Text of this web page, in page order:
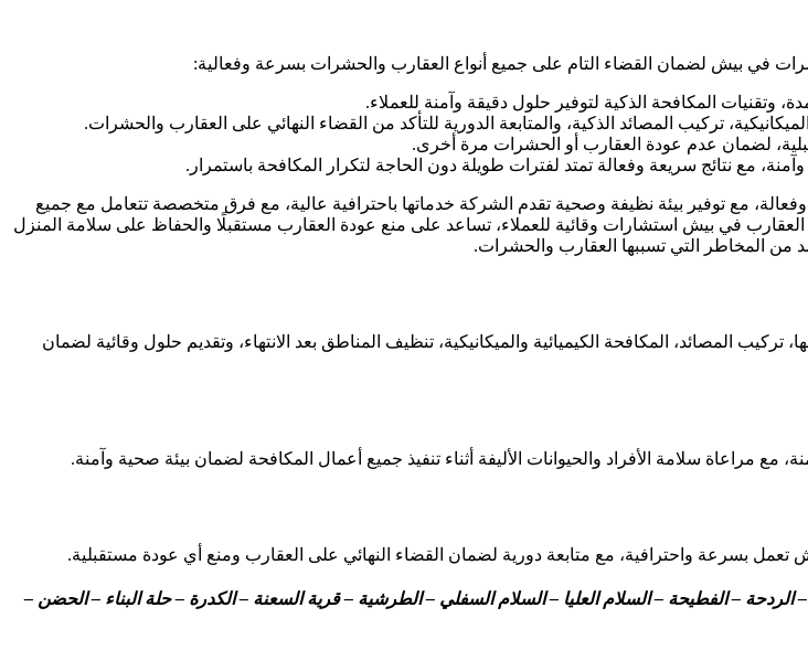
في بيش لضمان القضاء التام على جميع أنواع العقارب والحشرات بسرعة وفعالية:
المكافحة الذكية لتوفير حلول دقيقة وآمنة للعملاء.
تركيب المصائد الذكية، والمتابعة الدورية للتأكد من القضاء النهائي على العقارب والحشرات.
لضمان عدم عودة العقارب أو الحشرات مرة أخرى.
مع نتائج سريعة وفعالة تمتد لفترات طويلة دون الحاجة لتكرار المكافحة باستمرار.
مع توفير بيئة نظيفة وصحية تقدم الشركة خدماتها باحترافية عالية، مع فرق متخصصة تتعامل مع جميع
في بيش استشارات وقائية للعملاء، تساعد على منع عودة العقارب مستقبلًا والحفاظ على سلامة المنزل
من المخاطر التي تسببها العقارب والحشرات.
المصائد، المكافحة الكيميائية والميكانيكية، تنظيف المناطق بعد الانتهاء، وتقديم حلول وقائية لضمان
سلامة الأفراد والحيوانات الأليفة أثناء تنفيذ جميع أعمال المكافحة لضمان بيئة صحية وآمنة.
بسرعة واحترافية، مع متابعة دورية لضمان القضاء النهائي على العقارب ومنع أي عودة مستقبلية.
– الفطيحة – السلام العليا – السلام السفلي – الطرشية – قرية السعنة – الكدرة – حلة البناء – الحضن –